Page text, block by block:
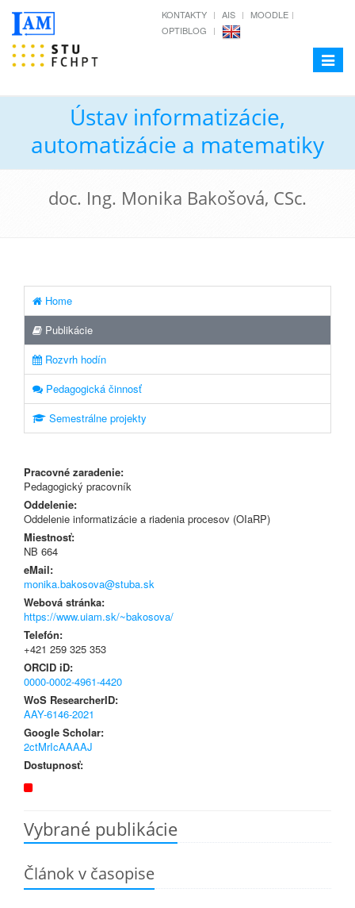
KONTAKTY AIS
MOODLE
OPTIBLOG
Toggle
Ústav informatizácie,
automatizácie a matematiky
doc. Ing. Monika Bakošová, CSc.
Home
Publikácie
Rozvrh hodín
Pedagogická činnosť
Semestrálne projekty
Pracovné zaradenie:
Pedagogický pracovník
Oddelenie:
Oddelenie informatizácie a riadenia procesov (OIaRP)
Miestnosť:
NB 664
eMail:
monika.bakosova@stuba.sk
Webová stránka:
https://www.uiam.sk/~bakosova/
Telefón:
+421 259 325 353
ORCID iD:
0000-0002-4961-4420
WoS ResearcherID:
AAY-6146-2021
Google Scholar:
2ctMrIcAAAAJ
Dostupnosť:
Vybrané publikácie
Článok v časopise